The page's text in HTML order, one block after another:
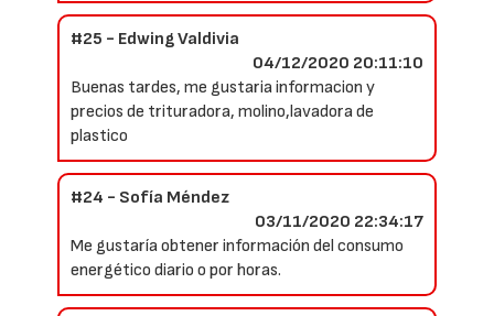
#25 - Edwing Valdivia
04/12/2020 20:11:10
Buenas tardes, me gustaria informacion y
precios de trituradora, molino,lavadora de
plastico
#24 - Sofía Méndez
03/11/2020 22:34:17
Me gustaría obtener información del consumo
energético diario o por horas.